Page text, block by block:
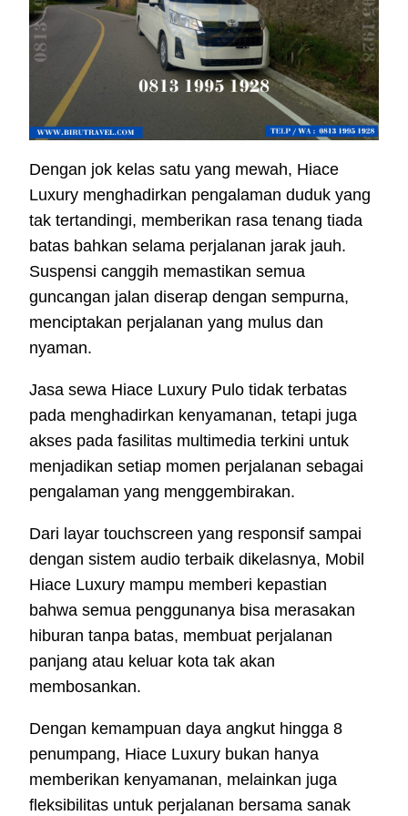
Dengan jok kelas satu yang mewah, Hiace
Luxury menghadirkan pengalaman duduk yang
tak tertandingi, memberikan rasa tenang tiada
batas bahkan selama perjalanan jarak jauh.
Suspensi canggih memastikan semua
guncangan jalan diserap dengan sempurna,
menciptakan perjalanan yang mulus dan
nyaman.
Jasa sewa Hiace Luxury Pulo tidak terbatas
pada menghadirkan kenyamanan, tetapi juga
akses pada fasilitas multimedia terkini untuk
menjadikan setiap momen perjalanan sebagai
pengalaman yang menggembirakan.
Dari layar touchscreen yang responsif sampai
dengan sistem audio terbaik dikelasnya, Mobil
Hiace Luxury mampu memberi kepastian
bahwa semua penggunanya bisa merasakan
hiburan tanpa batas, membuat perjalanan
panjang atau keluar kota tak akan
membosankan.
Dengan kemampuan daya angkut hingga 8
penumpang, Hiace Luxury bukan hanya
memberikan kenyamanan, melainkan juga
fleksibilitas untuk perjalanan bersama sanak